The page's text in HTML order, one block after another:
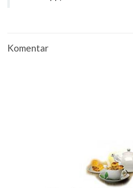
Komentar